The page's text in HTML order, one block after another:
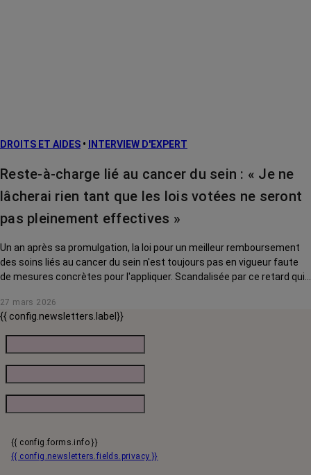
DROITS ET AIDES • INTERVIEW D'EXPERT
Reste-à-charge lié au cancer du sein : « Je ne
lâcherai rien tant que les lois votées ne seront
pas pleinement effectives »
Un an après sa promulgation, la loi pour un meilleur remboursement
des soins liés au cancer du sein n'est toujours pas en vigueur faute
de mesures concrètes pour l'appliquer. Scandalisée par ce retard qui
les ministres face à leurs responsabilités. Interview.
27 mars 2026
{{ config.newsletters.label}}
{{ config.forms.info }}
{{ config.newsletters.fields.privacy }}